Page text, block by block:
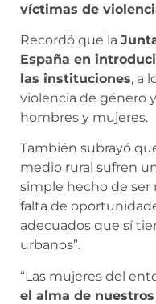
víctimas de
Recordó que la
España en
las instituciones, a
violencia de género
hombres y mujeres.
También subrayó
medio rural sufren
simple hecho de ser
falta de
adecuados que sí
urbanos”.
“Las mujeres del
el alma de